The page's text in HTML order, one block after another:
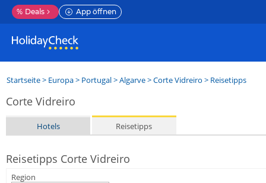
% Deals App öffnen
Startseite> Europa> Portugal>Algarve>Corte Vidreiro > Reisetipps
Corte Vidreiro
Hotels Reisetipps
Reisetipps Corte Vidreiro
Region